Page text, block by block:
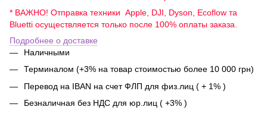
* ВАЖНО! Отправка техники Apple, DJI, Dyson, Ecoflow та
Bluetti осуществляется только после 100% оплаты заказа.
Подробнее о доставке
Наличными
Терминалом (+3% на товар стоимостью более 10 000 грн)
Перевод на IBAN на счет ФЛП для физ.лиц ( + 1% )
Безналичная без НДС для юр.лиц ( +3% )